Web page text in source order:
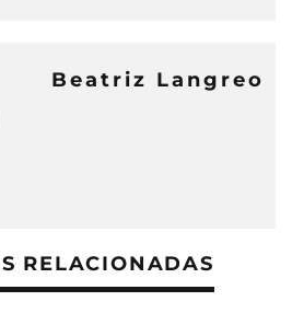
Beatriz Langreo
RELACIONADAS